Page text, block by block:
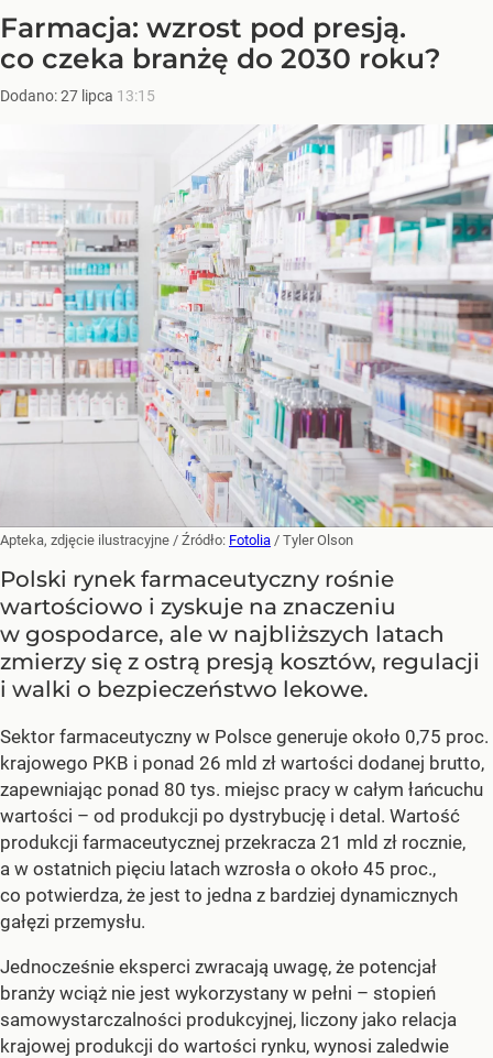
Farmacja: wzrost pod presją.
co czeka branżę do 2030 roku?
Dodano:27 lipca 13:15
Apteka, zdjęcie ilustracyjne / Źródło: Fotolia / Tyler Olson
Polski rynek farmaceutyczny rośnie
wartościowo i zyskuje na znaczeniu
w gospodarce, ale w najbliższych latach
zmierzy się z ostrą presją kosztów, regulacji
i walki o bezpieczeństwo lekowe.
Sektor farmaceutyczny w Polsce generuje około 0,75 proc.
krajowego PKB i ponad 26 mld zł wartości dodanej brutto,
zapewniając ponad 80 tys. miejsc pracy w całym łańcuchu
wartości – od produkcji po dystrybucję i detal. Wartość
produkcji farmaceutycznej przekracza 21 mld zł rocznie,
a w ostatnich pięciu latach wzrosła o około 45 proc.,
co potwierdza, że jest to jedna z bardziej dynamicznych
gałęzi przemysłu.
Jednocześnie eksperci zwracają uwagę, że potencjał
branży wciąż nie jest wykorzystany w pełni – stopień
samowystarczalności produkcyjnej, liczony jako relacja
krajowej produkcji do wartości rynku, wynosi zaledwie